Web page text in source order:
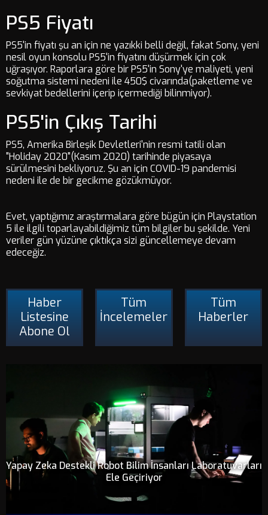
PS5 Fiyatı
PS5'in fiyatı şu an için ne yazıkki belli değil, fakat Sony, yeni
nesil oyun konsolu PS5'in fiyatını düşürmek için çok
uğraşıyor. Raporlara göre bir PS5'in Sony'ye maliyeti, yeni
soğutma sistemi nedeni ile 450$ civarında(paketleme ve
sevkiyat bedellerini içerip içermediği bilinmiyor).
PS5'in Çıkış Tarihi
PS5, Amerika Birleşik Devletleri'nin resmi tatili olan
"Holiday 2020"(Kasım 2020) tarihinde piyasaya
sürülmesini bekliyoruz. Şu an için COVID-19 pandemisi
nedeni ile de bir gecikme gözükmüyor.
Evet, yaptığımız araştırmalara göre bügün için Playstation
5 ile ilgili toparlayabildiğimiz tüm bilgiler bu şekilde. Yeni
veriler gün yüzüne çıktıkça sizi güncellemeye devam
edeceğiz.
Haber
Listesine
Abone Ol
Tüm
İncelemeler
Tüm
Haberler
Yapay Zeka Destekli Robot Bilim İnsanları Laboratuvarları
Ele Geçiriyor